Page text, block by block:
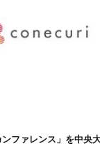
ンファレンス」を中央